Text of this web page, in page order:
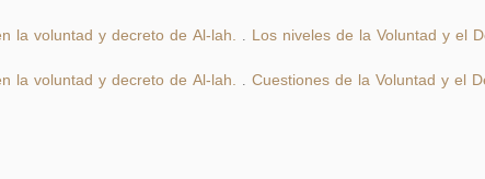
la voluntad y decreto de Al-lah. Los niveles de la Voluntad y el
la voluntad y decreto de Al-lah. Cuestiones de la Voluntad y el